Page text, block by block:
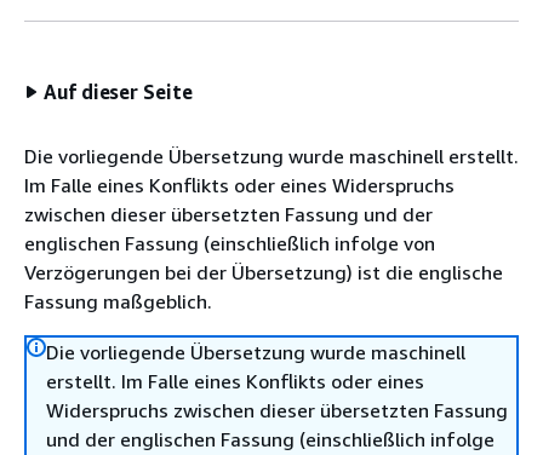
Auf dieser Seite
Die vorliegende Übersetzung wurde maschinell erstellt.
Im Falle eines Konflikts oder eines Widerspruchs
zwischen dieser übersetzten Fassung und der
englischen Fassung (einschließlich infolge von
Verzögerungen bei der Übersetzung) ist die englische
Fassung maßgeblich.
Die vorliegende Übersetzung wurde maschinell
erstellt. Im Falle eines Konflikts oder eines
Widerspruchs zwischen dieser übersetzten Fassung
und der englischen Fassung (einschließlich infolge